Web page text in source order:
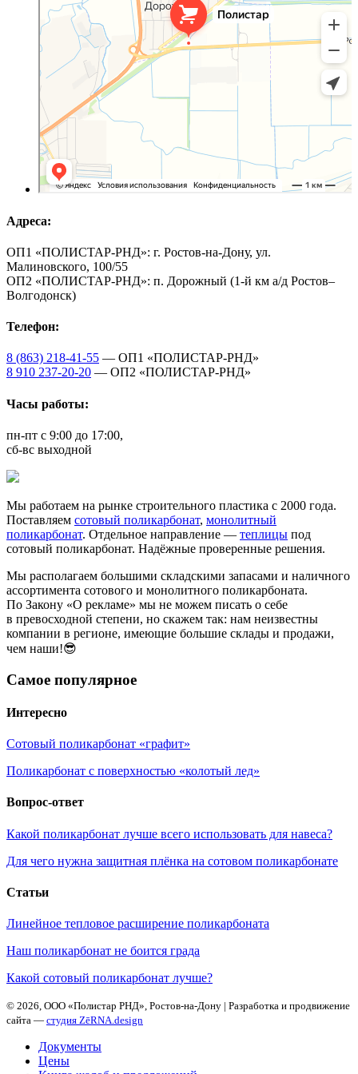
Адреса:
ОП1 «ПОЛИСТАР-РНД»: г. Ростов-на-Дону, ул.
Малиновского, 100/55
ОП2 «ПОЛИСТАР-РНД»: п. Дорожный (1-й км а/д Ростов–
Волгодонск)
Телефон:
8 (863) 218-41-55 — ОП1 «ПОЛИСТАР-РНД»
8 910 237-20-20 — ОП2 «ПОЛИСТАР-РНД»
Часы работы:
пн-пт с 9:00 до 17:00,
сб-вс выходной
Мы работаем на рынке строительного пластика с 2000 года.
Поставляем сотовый поликарбонат, монолитный
поликарбонат. Отдельное направление — теплицы под
сотовый поликарбонат. Надёжные проверенные решения.
Мы располагаем большими складскими запасами и наличного
ассортимента сотового и монолитного поликарбоната.
По Закону «О рекламе» мы не можем писать о себе
в превосходной степени, но скажем так: нам неизвестны
компании в регионе, имеющие большие склады и продажи,
чем наши!😎
Самое популярное
Интересно
Сотовый поликарбонат «графит»
Поликарбонат с поверхностью «колотый лед»
Вопрос-ответ
Какой поликарбонат лучше всего использовать для навеса?
Для чего нужна защитная плёнка на сотовом поликарбонате
Статьи
Линейное тепловое расширение поликарбоната
Наш поликарбонат не боится града
Какой сотовый поликарбонат лучше?
© 2026, ООО «Полистар РНД», Ростов-на-Дону | Разработка и продвижение
сайта — студия ZēRNA.design
Документы
Цены